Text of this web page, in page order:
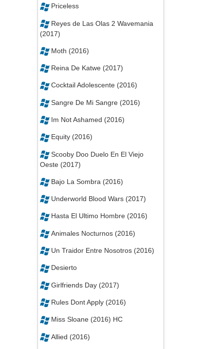
Priceless
Reyes de Las Olas 2 Wavemania
(2017)
Moth (2016)
Reina De Katwe (2017)
Cocktail Adolescente (2016)
Sangre De Mi Sangre (2016)
Im Not Ashamed (2016)
Equity (2016)
Scooby Doo Duelo En El Viejo
Oeste (2017)
Bajo La Sombra (2016)
Underworld Blood Wars (2017)
Hasta El Ultimo Hombre (2016)
Animales Nocturnos (2016)
Un Traidor Entre Nosotros (2016)
Desierto
Girlfriends Day (2017)
Rules Dont Apply (2016)
Miss Sloane (2016) HC
Allied (2016)